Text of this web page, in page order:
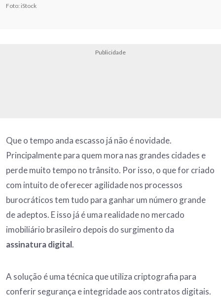
Foto: iStock
Publicidade
Que o tempo anda escasso já não é novidade.
Principalmente para quem mora nas grandes cidades e
perde muito tempo no trânsito. Por isso, o que for criado
com intuito de oferecer agilidade nos processos
burocráticos tem tudo para ganhar um número grande
de adeptos. E isso já é uma realidade no mercado
imobiliário brasileiro depois do surgimento da
assinatura digital.
A solução é uma técnica que utiliza criptografia para
conferir segurança e integridade aos contratos digitais.